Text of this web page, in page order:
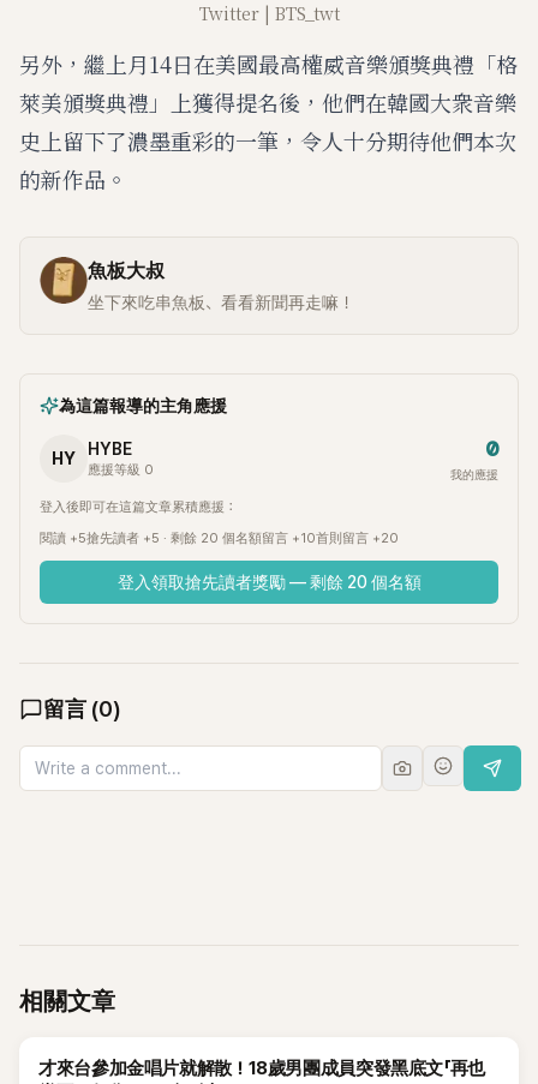
Twitter | BTS_twt
另外，繼上月14日在美國最高權威音樂頒獎典禮「格
萊美頒獎典禮」上獲得提名後，他們在韓國大衆音樂
史上留下了濃墨重彩的一筆，令人十分期待他們本次
的新作品。
魚板大叔
坐下來吃串魚板、看看新聞再走嘛！
為這篇報導的主角應援
HY HYBE
應援等級 0
0
我的應援
登入後即可在這篇文章累積應援：
閱讀 +5搶先讀者 +5 · 剩餘 20 個名額留言 +10首則留言 +20
登入領取搶先讀者獎勵 — 剩餘 20 個名額
留言 (0)
相關文章
K-POP
才來台參加金唱片就解散！18歲男團成員突發黑底文「再也